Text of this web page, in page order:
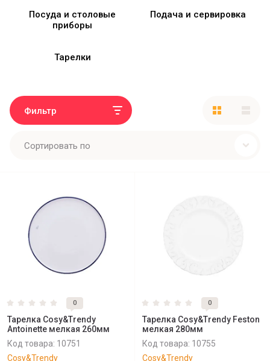
Посуда и столовые
приборы
Подача и сервировка
Тарелки
Фильтр
Сортировать по
0
Тарелка Cosy&Trendy
Antoinette мелкая 260мм
Код товара: 10751
Cosy&Trendy
0
Тарелка Cosy&Trendy Feston
мелкая 280мм
Код товара: 10755
Cosy&Trendy